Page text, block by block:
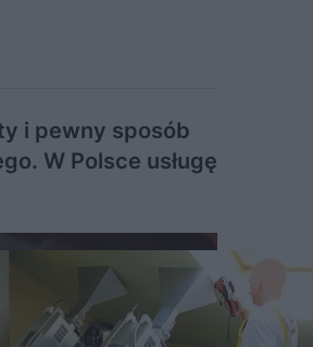
i pewny sposób
W Polsce usługę